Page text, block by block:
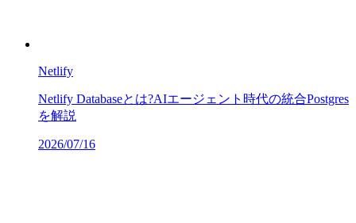
Netlify
Netlify Databaseとは?AIエージェント時代の統合Postgres
を解説
2026/07/16